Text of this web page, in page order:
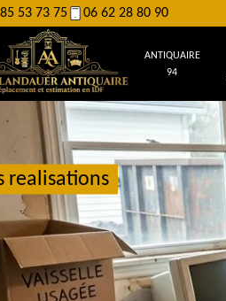
53 73 75 06 62 28 80 90
ANTIQUAIRE
94
realisations